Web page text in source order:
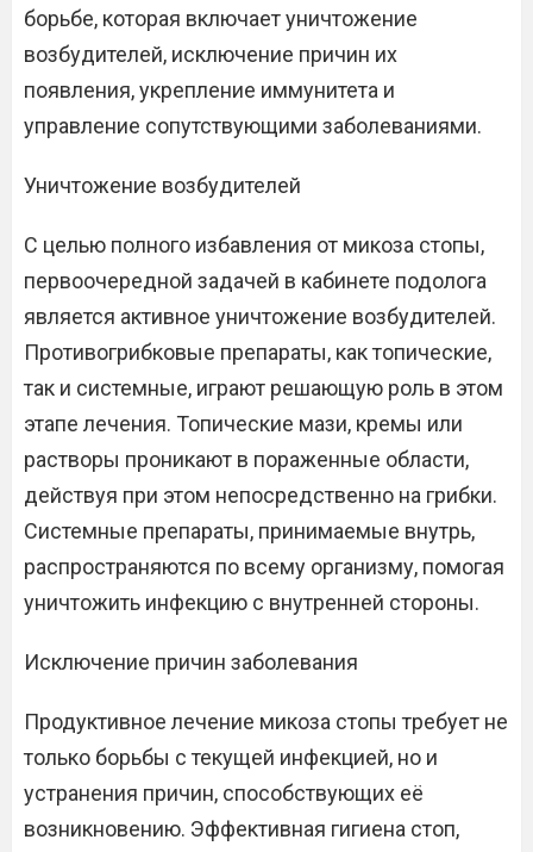
борьбе, которая включает уничтожение
возбудителей, исключение причин их
появления, укрепление иммунитета и
управление сопутствующими заболеваниями.
Уничтожение возбудителей
С целью полного избавления от микоза стопы,
первоочередной задачей в кабинете подолога
является активное уничтожение возбудителей.
Противогрибковые препараты, как топические,
так и системные, играют решающую роль в этом
этапе лечения. Топические мази, кремы или
растворы проникают в пораженные области,
действуя при этом непосредственно на грибки.
Системные препараты, принимаемые внутрь,
распространяются по всему организму, помогая
уничтожить инфекцию с внутренней стороны.
Исключение причин заболевания
Продуктивное лечение микоза стопы требует не
только борьбы с текущей инфекцией, но и
устранения причин, способствующих её
возникновению. Эффективная гигиена стоп,